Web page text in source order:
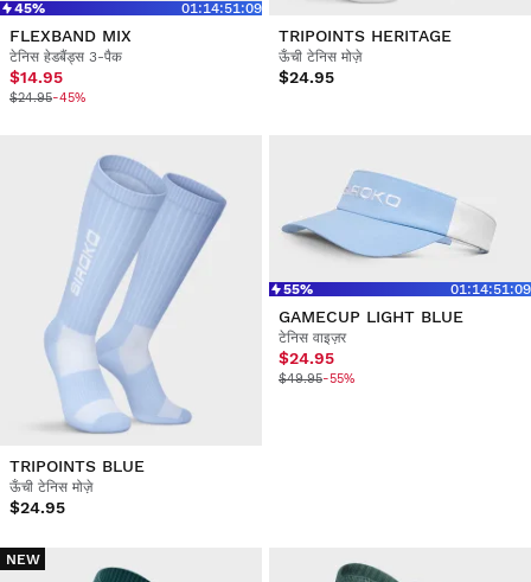
45% 01 :14:51 :09
FLEXBAND MIX
टेनिस हेडबैंड्स 3-पैक
$14.95
$24.95-45%
TRIPOINTS HERITAGE
ऊँची टेनिस मोज़े
$24.95
TRIPOINTS BLUE
ऊँची टेनिस मोज़े
$24.95
55% 01 :14:51 :09
GAMECUP LIGHT BLUE
टेनिस वाइज़र
$24.95
$49.95-55%
NEW